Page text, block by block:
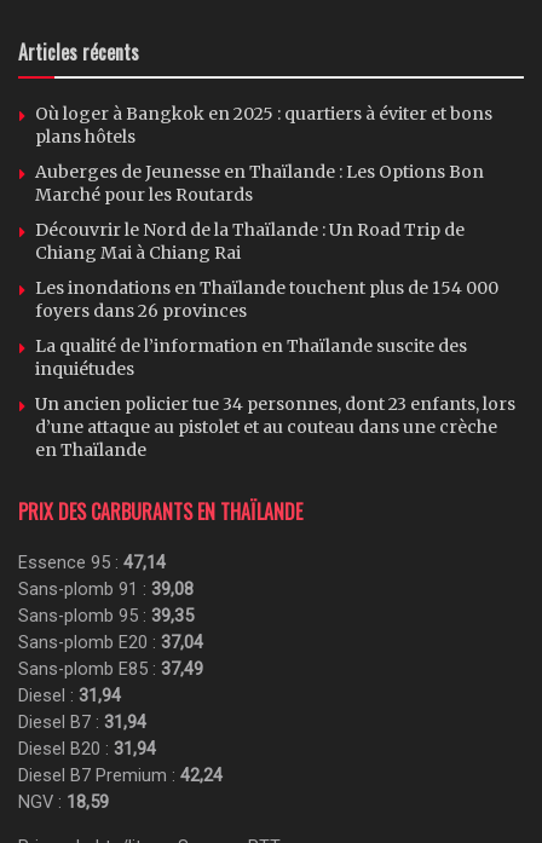
Articles récents
Où loger à Bangkok en 2025 : quartiers à éviter et bons
plans hôtels
Auberges de Jeunesse en Thaïlande : Les Options Bon
Marché pour les Routards
Découvrir le Nord de la Thaïlande : Un Road Trip de
Chiang Mai à Chiang Rai
Les inondations en Thaïlande touchent plus de 154 000
foyers dans 26 provinces
La qualité de l’information en Thaïlande suscite des
inquiétudes
Un ancien policier tue 34 personnes, dont 23 enfants, lors
d’une attaque au pistolet et au couteau dans une crèche
en Thaïlande
PRIX DES CARBURANTS EN THAÏLANDE
Essence 95 : 47,14
Sans-plomb 91 : 39,08
Sans-plomb 95 : 39,35
Sans-plomb E20 : 37,04
Sans-plomb E85 : 37,49
Diesel : 31,94
Diesel B7 : 31,94
Diesel B20 : 31,94
Diesel B7 Premium : 42,24
NGV : 18,59